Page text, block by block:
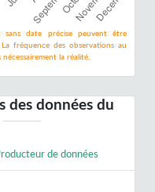
sans date précise peuvent être
fréquence des observations au
la réalité.
des données du
de données